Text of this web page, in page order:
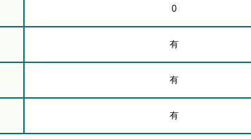
0
有
有
有